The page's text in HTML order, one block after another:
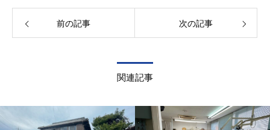
前の記事 次の記事
関連記事